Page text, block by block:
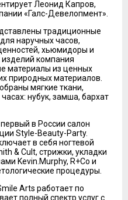
Леонид Капров,
«Галс-Девелопмент».
традиционные
наручных часов,
хьюмидоры и
компания
материалы из ценных
природных материалов.
мягкие ткани,
нубук, замша, бархат
в России салон
Style-Beauty-Party.
в себя ногтевой
& Cult, стрижки, укладки
Kevin.Murphy, R+Co и
процедуры.
Arts работает по
полный спектр услуг с